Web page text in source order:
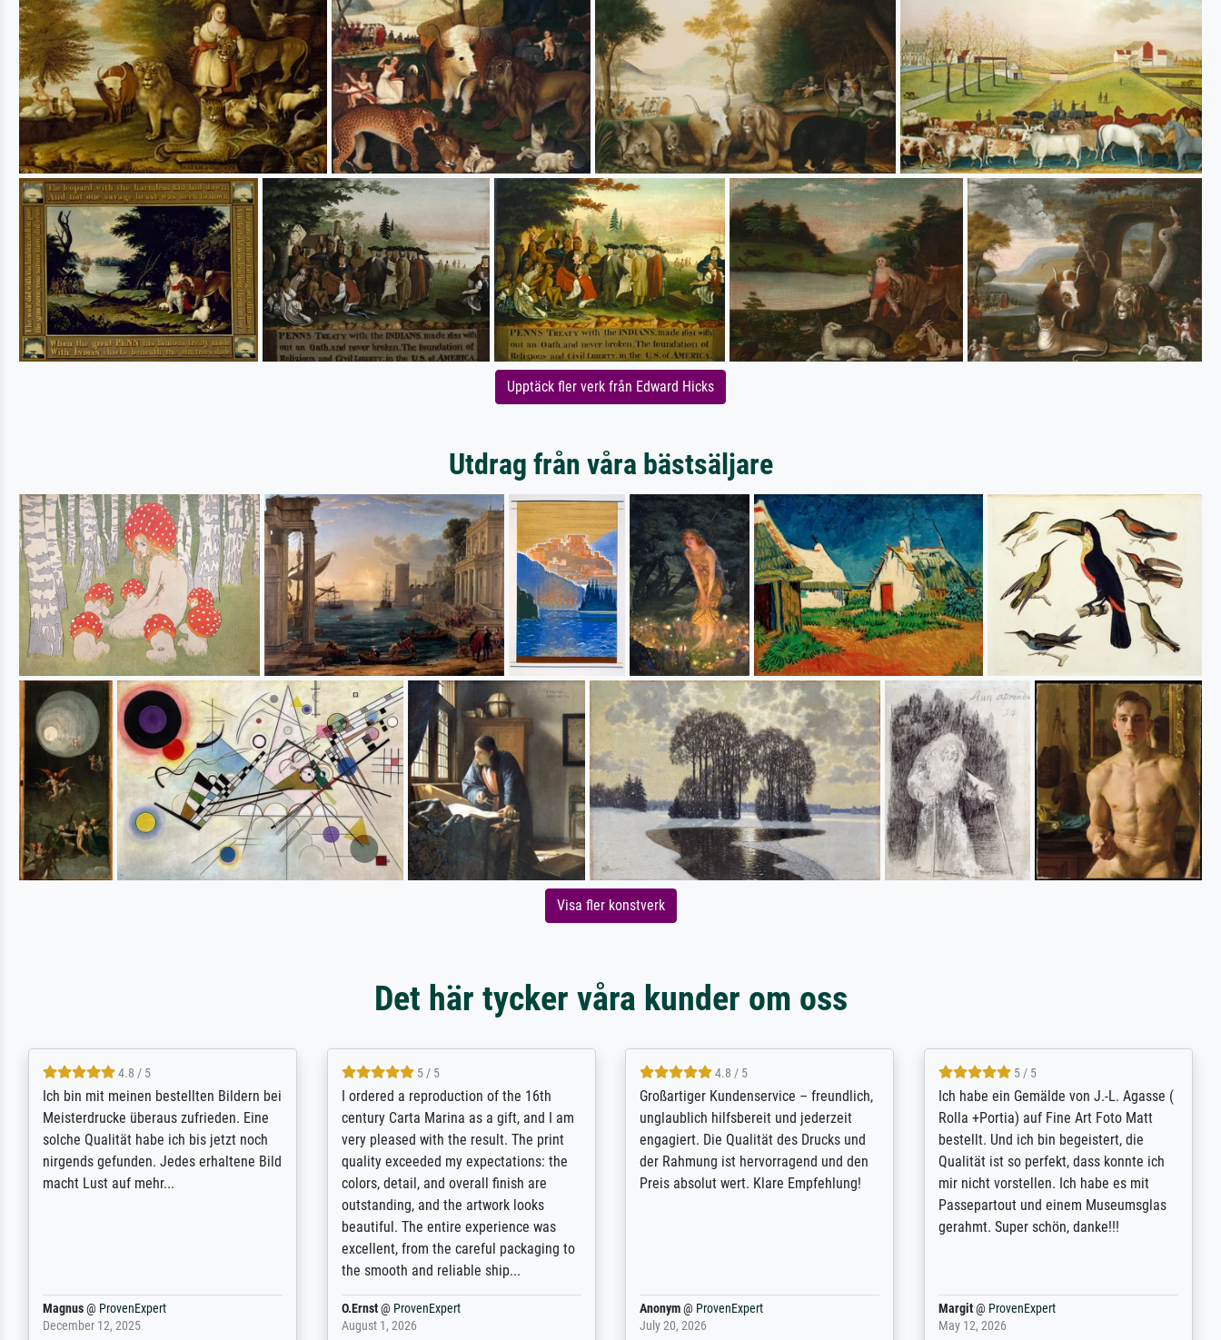
Upptäck fler verk från Edward Hicks
Utdrag från våra bästsäljare
Visa fler konstverk
Det här tycker våra kunder om oss
5 / 5
Rundum positive Erfahrung. Die
Ausführung des Auftrags hat eine Weile
gedauert, die angekündigte Lieferzeit
wurde aber letztlich sogar etwas
unterschritten. Die Qualität des Papiers
Dr.@ProvenExpert
February 3, 2026
5 / 5
The team at Meisterdrucke strives to
meet its clients demands, and provides
expert advice on how to obtain the best
results for the prints requested by the
client. The company has a vast
repertoire of prints to choose from, and
will provide excellent service also with
regards to prints which are not in that
repertoire. Highly recommended!
Anonym@ProvenExpert
April 22, 2026
5 / 5
Outstanding quality and customer
support. - the quality of the printing is
excellent and difficult to distinguish
from the real thing; it will be my go-to
for high-quality art prints from now on -
Anonym@ ProvenExpert
January 12, 2026
4.8 / 5
Qualité absolument irréprochable.
Extraordinaire diversité des thèmes
abordés et personnalisation des
demandes (recadrage, réajustement des
couleurs). Relation clientèle parfaite.
Transport, réception sans aucun
problème. Merci à toute l'équipe ! Hervé
Anonym@ProvenExpert
March 31, 2025